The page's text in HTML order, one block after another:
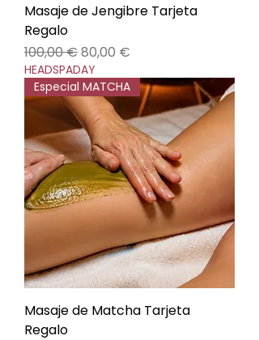
Masaje de Jengibre Tarjeta
Regalo
Precio
100,00 €Precio de oferta
80,00 €
HEADSPADAY
Especial MATCHA
Masaje de Matcha Tarjeta
Regalo